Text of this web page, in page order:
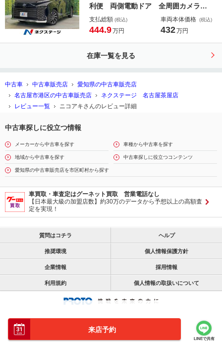
来店予約
LINEで共有
利便 両側電動ドア 全周囲カメラ
レーダークルーズ 禁煙車 電動リア
ゲート ハーフレザーシート ドラレ
ルミ オートハイビーム
支払総額 (税込)
444.9万円
車両本体価格 (税込)
432万円
在庫一覧を見る
中古車 中古車販売店
愛知県の中古車販売店
名古屋市港区の中古車販売店
ネクステージ 名古屋茶屋店
レビュー一覧
ニコアキさんのレビュー詳細
中古車探しに役立つ情報
メーカーから中古車を探す 車種から中古車を探す
地域から中古車を探す 中古車探しに役立つコンテンツ
愛知県の中古車販売店を市区町村から探す
車買取・車査定はグーネット買取 営業電話なし
【日本最大級の加盟店数】約30万のデータから予想以上の高額査
定を実現！
質問はコチラ ヘルプ
推奨環境 個人情報保護方針
企業情報 採用情報
利用規約 個人情報の取扱いについて